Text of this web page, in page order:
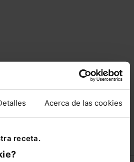
Acerca de las cookies
receta.
Sobre el autor
DE